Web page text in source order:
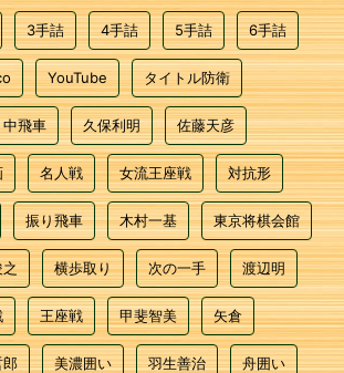
3手詰 4手詰 5手詰 6手詰
YouTube タイトル防衛
中飛車 久保利明 佐藤天彦
名人戦 女流王座戦 対抗形
振り飛車 木村一基 東京将棋会館
之 横歩取り 次の一手 渡辺明
王座戦 甲斐智美 矢倉
郎 美濃囲い 羽生善治 舟囲い